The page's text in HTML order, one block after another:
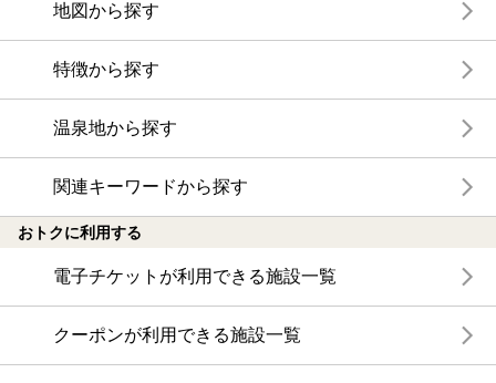
地図から探す
特徴から探す
温泉地から探す
関連キーワードから探す
おトクに利用する
電子チケットが利用できる施設一覧
クーポンが利用できる施設一覧